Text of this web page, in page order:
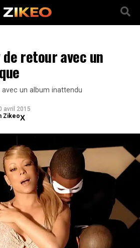
retour avec un
avec un album inattendu
avril 2015
Zikeo